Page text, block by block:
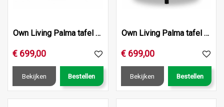
Own Living Palma tafel rond dia. 140cm, Frame ALU Pearl, Te…
€ 699,00
Bekijken Bestellen
Own Living Palma tafel rond dia. 140cm, Frame ALU Dark anth…
€ 699,00
Bekijken Bestellen